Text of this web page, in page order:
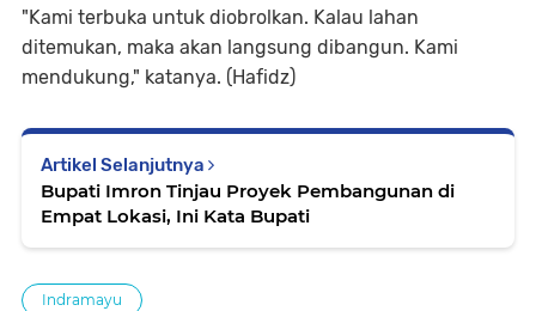
"Kami terbuka untuk diobrolkan. Kalau lahan
ditemukan, maka akan langsung dibangun. Kami
mendukung," katanya. (Hafidz)
Artikel Selanjutnya
Bupati Imron Tinjau Proyek Pembangunan di
Empat Lokasi, Ini Kata Bupati
Indramayu